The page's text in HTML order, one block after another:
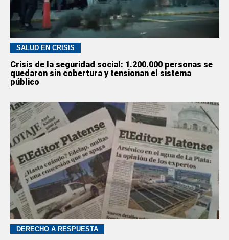
SALUD EN CRISIS
Crisis de la seguridad social: 1.200.000 personas se
quedaron sin cobertura y tensionan el sistema
público
DERECHO A RESPUESTA